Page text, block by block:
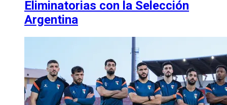
Eliminatorias con la Selección
Argentina